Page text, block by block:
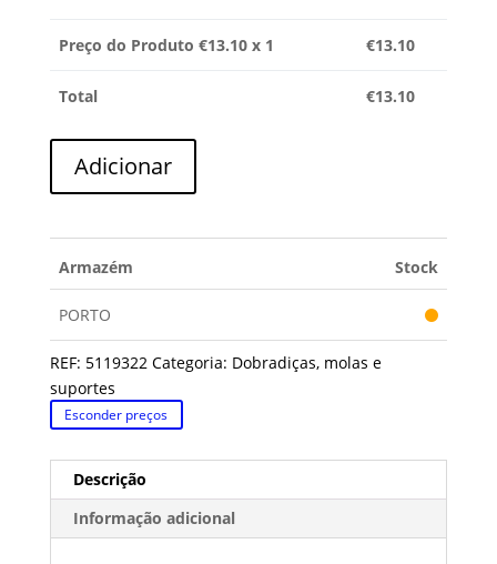
Preço do Produto €13.10 x 1 €13.10
Total €13.10
SUPORTE
Adicionar
Armazém Stock
PORTO
REF: 5119322 Categoria: Dobradiças, molas e
suportes
Esconder preços
Descrição
Informação adicional